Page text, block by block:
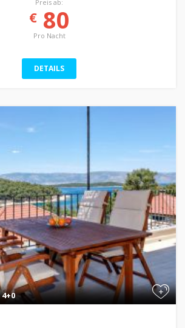
Preis ab:
€80
Pro Nacht
DETAILS
+
4+0